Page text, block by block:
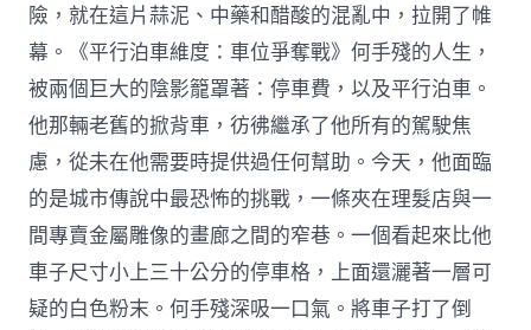
險，就在這片蒜泥、中藥和醋酸的混亂中，拉開了帷
幕。《平行泊車維度：車位爭奪戰》何手殘的人生，
被兩個巨大的陰影籠罩著：停車費，以及平行泊車。
他那輛老舊的掀背車，彷彿繼承了他所有的駕駛焦
慮，從未在他需要時提供過任何幫助。今天，他面臨
的是城市傳說中最恐怖的挑戰，一條夾在理髮店與一
間專賣金屬雕像的畫廊之間的窄巷。一個看起來比他
車子尺寸小上三十公分的停車格，上面還灑著一層可
疑的白色粉末。何手殘深吸一口氣。將車子打了倒